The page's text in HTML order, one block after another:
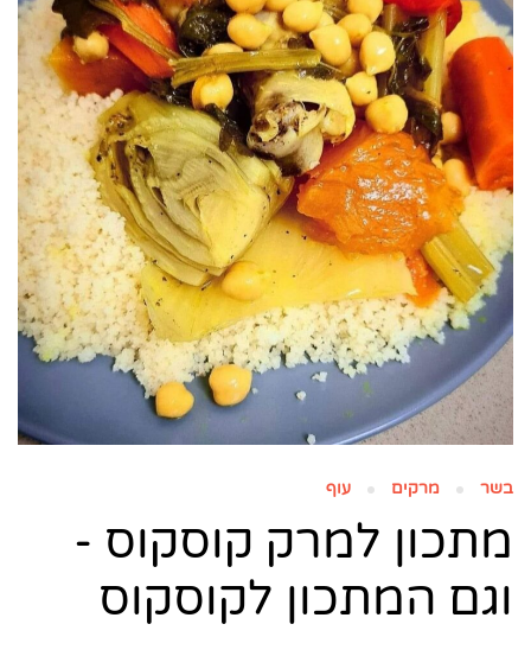
בשר מרקים עוף
מתכון למרק קוסקוס -
וגם המתכון לקוסקוס